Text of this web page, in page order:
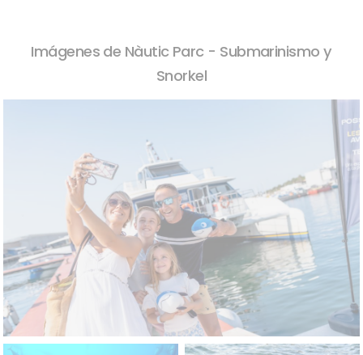
Imágenes de Nàutic Parc - Submarinismo y
Snorkel